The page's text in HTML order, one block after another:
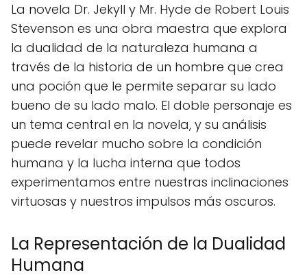
La novela Dr. Jekyll y Mr. Hyde de Robert Louis
Stevenson es una obra maestra que explora
la dualidad de la naturaleza humana a
través de la historia de un hombre que crea
una poción que le permite separar su lado
bueno de su lado malo. El doble personaje es
un tema central en la novela, y su análisis
puede revelar mucho sobre la condición
humana y la lucha interna que todos
experimentamos entre nuestras inclinaciones
virtuosas y nuestros impulsos más oscuros.
La Representación de la Dualidad
Humana